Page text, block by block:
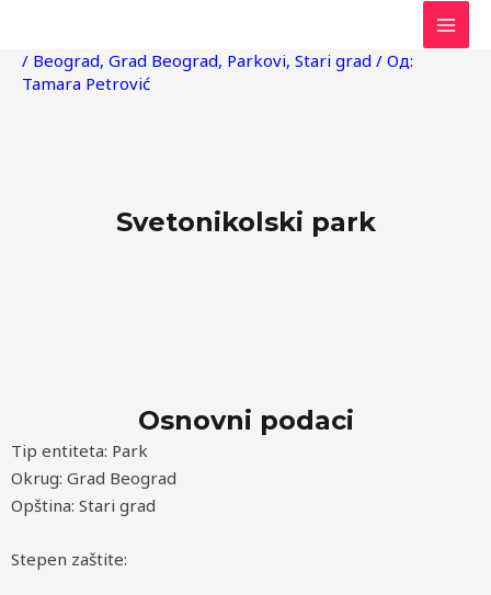
садржај
/ Beograd, Grad Beograd, Parkovi, Stari grad / Од:
Tamara Petrović
Svetonikolski park
Osnovni podaci
Tip entiteta: Park
Okrug: Grad Beograd
Opština: Stari grad
Stepen zaštite: